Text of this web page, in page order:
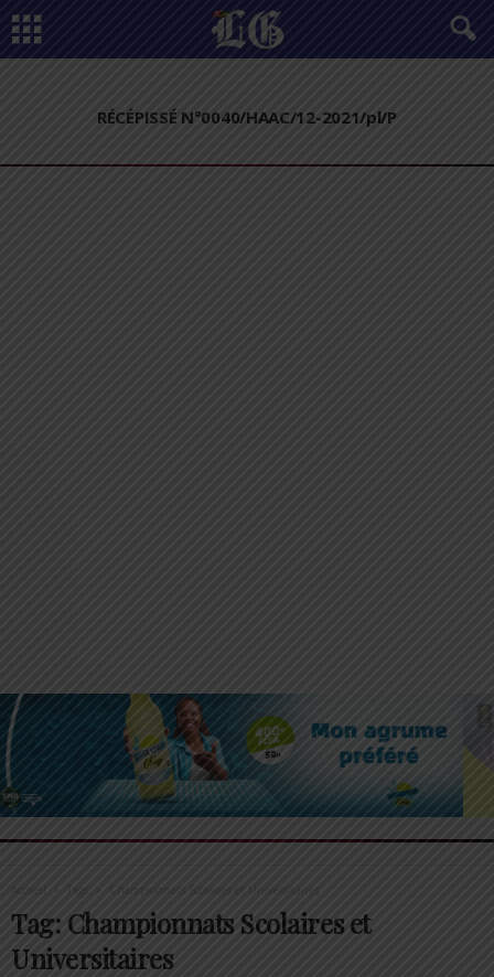
RÉCÉPISSÉ N°0040/HAAC/12-2021/pl/P
Tags Championnats Scolaires et Universitaires
Tag: Championnats Scolaires et
Universitaires